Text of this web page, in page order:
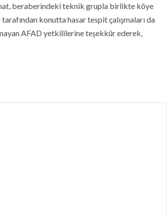
beraberindeki teknik grupla birlikte köye
konutta hasar tespit çalışmaları da
AFAD yetkililerine teşekkür ederek,